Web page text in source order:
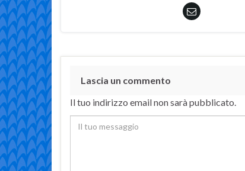
Lascia un commento
Il tuo indirizzo email non sarà pubblicato.